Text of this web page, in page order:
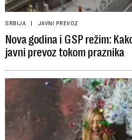
SRBIJA JAVNI PREVOZ
Nova godina i GSP režim:
javni prevoz tokom praznika